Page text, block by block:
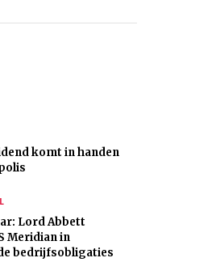
komt in handen
Lord Abbett
Meridian in
bedrijfsobligaties